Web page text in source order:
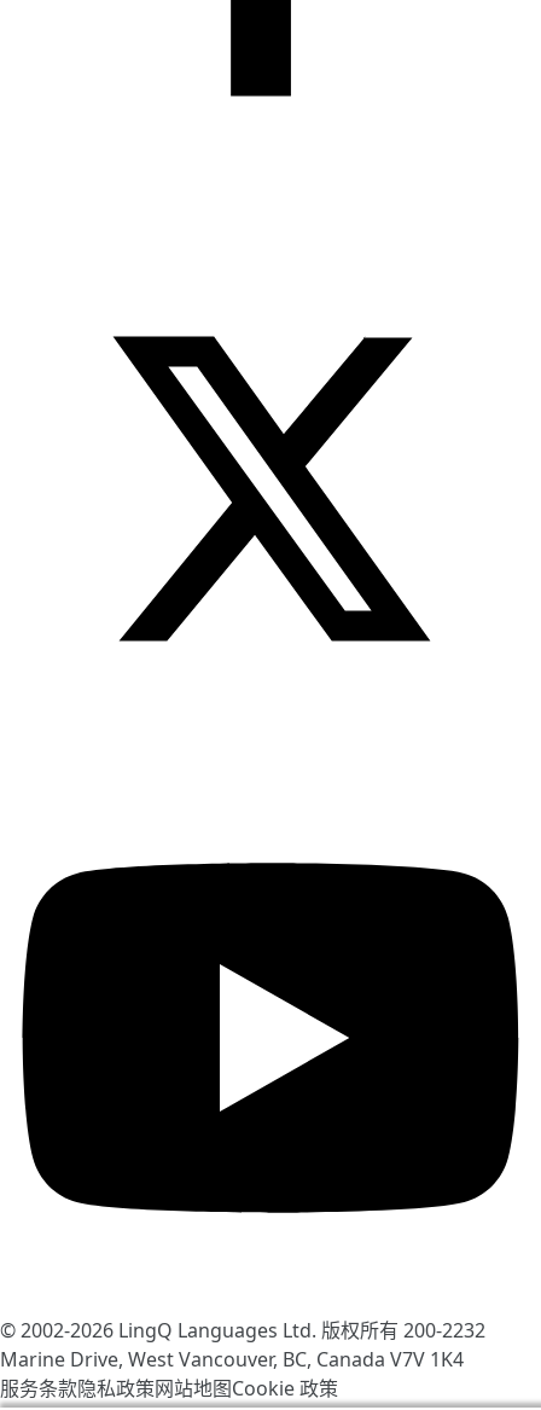
© 2002-2026 LingQ Languages Ltd. 版权所有 200-2232
Marine Drive, West Vancouver, BC, Canada V7V 1K4
服务条款隐私政策网站地图Cookie 政策